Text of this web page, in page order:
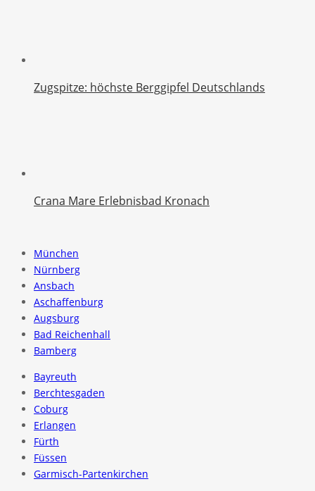
Zugspitze: höchste Berggipfel Deutschlands
Crana Mare Erlebnisbad Kronach
München
Nürnberg
Ansbach
Aschaffenburg
Augsburg
Bad Reichenhall
Bamberg
Bayreuth
Berchtesgaden
Coburg
Erlangen
Fürth
Füssen
Garmisch-Partenkirchen